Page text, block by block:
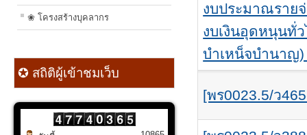
❀ โครงสร้างบุคลากร
✪ สถิติผู้เข้าชมเว็บ
งบประมาณราย
งบเงินอุดหนุนทั่
บำเหน็จบำนาญ
[พร0023.5/ว